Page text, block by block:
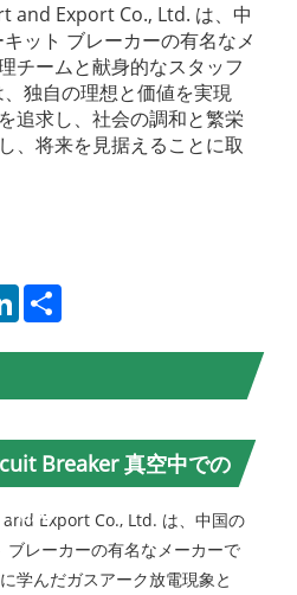
and Export Co., Ltd. は、中
ット ブレーカーの有名なメ
チームと献身的なスタッフ
独自の理想と価値を実現
追求し、社会の調和と繁栄
、将来を見据えることに取
LinkedIn
Breaker 真空中での
滅
Export Co., Ltd. は、中国の
レーカーの有名なメーカーで
学んだガスアーク放電現象と